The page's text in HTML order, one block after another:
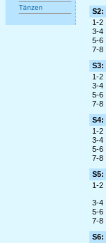
Tänzen
S2:
1-2
3-4
5-6
7-8
S3:
1-2
3-4
5-6
7-8
1-2
3-4
5-6
7-8
S5:
1-2
3-4
5-6
7-8
S6: